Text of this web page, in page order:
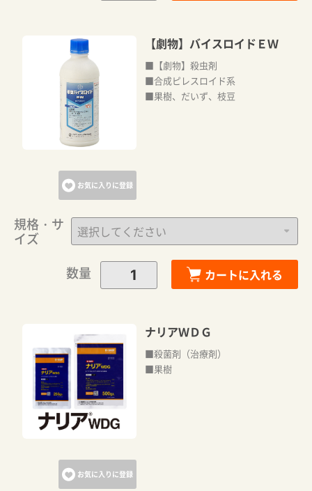
お気に入りに登録
【劇物】バイスロイドＥＷ
■【劇物】殺虫剤
■合成ピレスロイド系
■果樹、だいず、枝豆
規格・サ
イズ
数量
カートに入れる
お気に入りに登録
ナリアＷＤＧ
■殺菌剤（治療剤）
■果樹